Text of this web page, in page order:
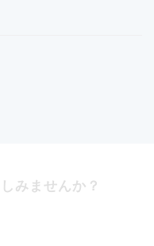
みませんか？